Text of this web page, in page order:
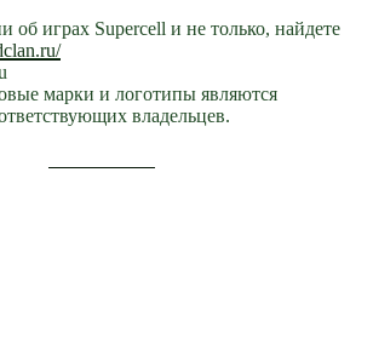
играх Supercell и не только, найдете
марки и логотипы являются
владельцев.